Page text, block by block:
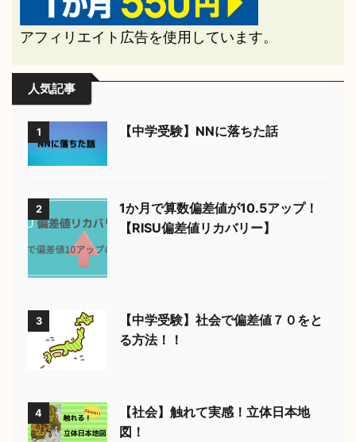
アフィリエイト広告を使用しています。
人気記事
1 【中学受験】NNに落ちた話
2
1か月で算数偏差値が10.5アップ！
【RISU偏差値リカバリー】
3
【中学受験】社会で偏差値７０をと
る方法！！
4
【社会】触れて実感！立体日本地
図！